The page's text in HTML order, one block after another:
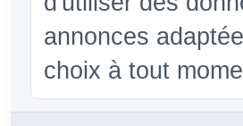
annonces
choix à tout